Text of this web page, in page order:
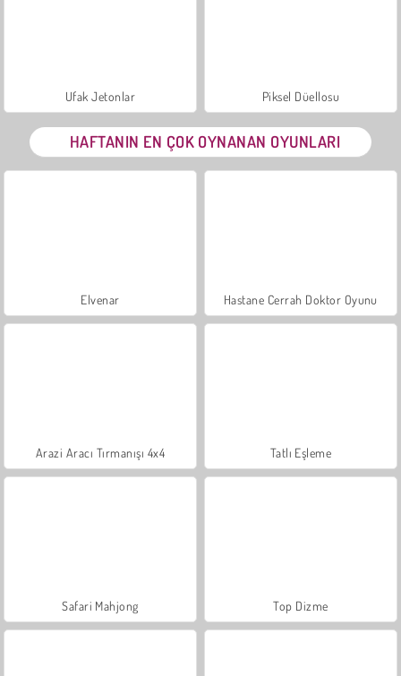
Ufak Jetonlar Piksel Düellosu
HAFTANIN EN ÇOK OYNANAN OYUNLARI
Elvenar Hastane Cerrah Doktor Oyunu
Arazi Aracı Tırmanışı 4x4 Tatlı Eşleme
Safari Mahjong Top Dizme